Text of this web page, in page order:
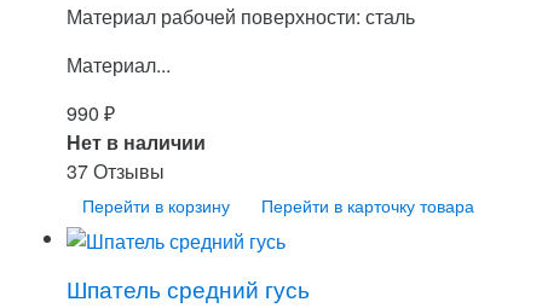
Материал рабочей поверхности: сталь
Материал...
990 ₽
Нет в наличии
37 Отзывы
Перейти в корзину Перейти в карточку товара
Шпатель средний гусь